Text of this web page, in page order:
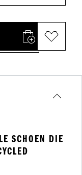
SCHOEN DIE